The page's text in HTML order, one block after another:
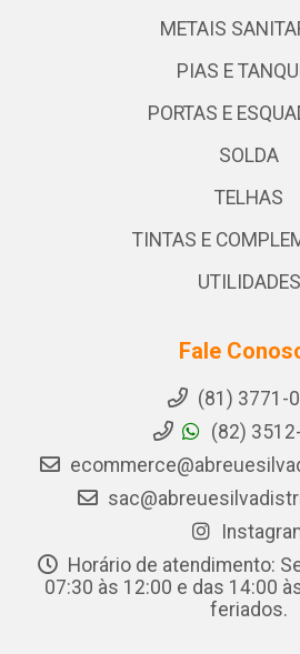
METAIS
PIAS E
PORTAS E
SOLDA
TELHAS
TINTAS E
UTILIDADES
Fale
(81) 3771-
(82)
Horário de atendimento:
07:30 às 12:00 e das 14:00
feriados.